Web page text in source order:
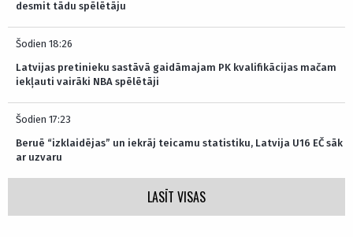
desmit tādu spēlētāju
Šodien 18:26
Latvijas pretinieku sastāvā gaidāmajam PK kvalifikācijas mačam
iekļauti vairāki NBA spēlētāji
Šodien 17:23
Beruē “izklaidējas” un iekrāj teicamu statistiku, Latvija U16 EČ sāk
ar uzvaru
LASĪT VISAS